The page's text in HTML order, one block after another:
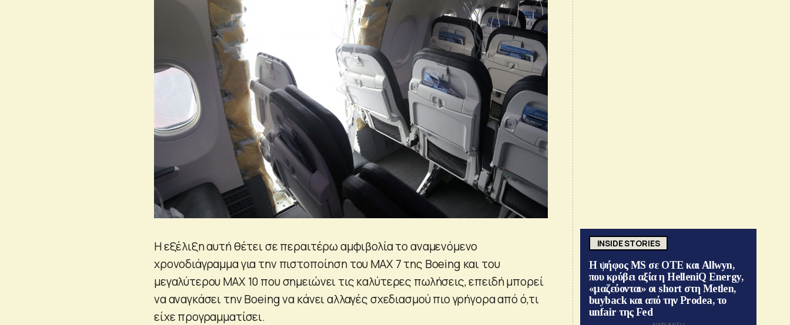
Η εξέλιξη αυτή θέτει σε περαιτέρω αμφιβολία το αναμενόμενο
χρονοδιάγραμμα για την πιστοποίηση του MAX 7 της Boeing και του
μεγαλύτερου MAX 10 που σημειώνει τις καλύτερες πωλήσεις, επειδή μπορεί
να αναγκάσει την Boeing να κάνει αλλαγές σχεδιασμού πιο γρήγορα από ό,τι
είχε προγραμματίσει.
INSIDE STORIES
Η ψήφος MS σε ΟΤΕ και Allwyn,
που κρύβει αξία η HelleniQ Energy,
«μαζεύονται» οι short στη Metlen,
buyback και από την Prodea, το
unfair της Fed